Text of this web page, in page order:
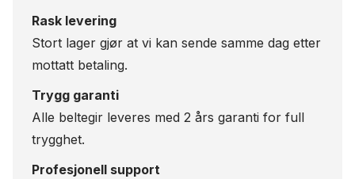
Rask levering
Stort lager gjør at vi kan sende samme dag etter
mottatt betaling.
Trygg garanti
Alle beltegir leveres med 2 års garanti for full
trygghet.
Profesjonell support